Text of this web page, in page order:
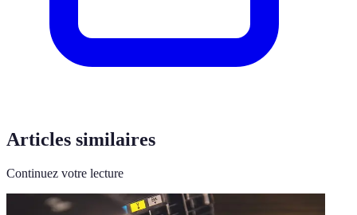
Articles similaires
Continuez votre lecture